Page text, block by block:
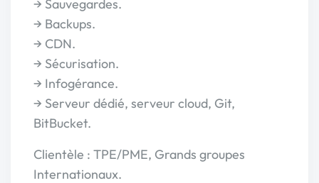
→ Sauvegardes.
→ Backups.
→ CDN.
→ Sécurisation.
→ Infogérance.
→ Serveur dédié, serveur cloud, Git,
BitBucket.
Clientèle : TPE/PME, Grands groupes
Internationaux.